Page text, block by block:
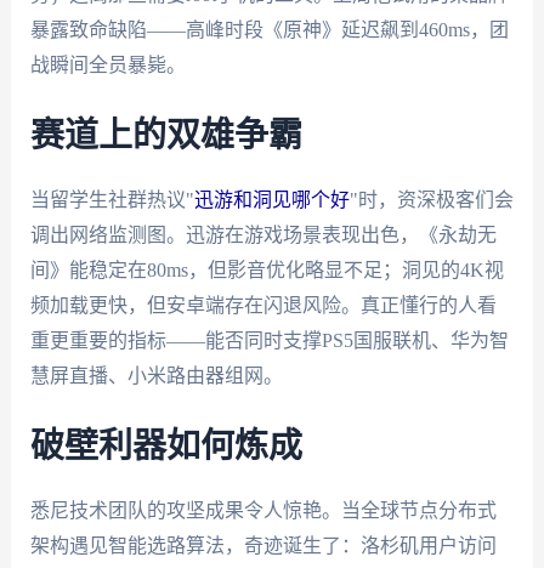
暴露致命缺陷——高峰时段《原神》延迟飙到460ms，团
战瞬间全员暴毙。
赛道上的双雄争霸
当留学生社群热议"迅游和洞见哪个好"时，资深极客们会
调出网络监测图。迅游在游戏场景表现出色，《永劫无
间》能稳定在80ms，但影音优化略显不足；洞见的4K视
频加载更快，但安卓端存在闪退风险。真正懂行的人看
重更重要的指标——能否同时支撑PS5国服联机、华为智
慧屏直播、小米路由器组网。
破壁利器如何炼成
悉尼技术团队的攻坚成果令人惊艳。当全球节点分布式
架构遇见智能选路算法，奇迹诞生了：洛杉矶用户访问